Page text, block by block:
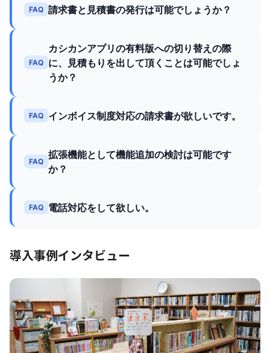
FAQ 請求書と見積書の発行は可能でしょうか？
FAQ
カシカンアプリの有料版への切り替えの際
に、見積もりを出して頂くことは可能でしょ
うか？
FAQ インボイス制度対応の請求書が欲しいです。
FAQ
拡張機能として機能追加の検討は可能です
か？
FAQ 電話対応をして欲しい。
導入事例インタビュー